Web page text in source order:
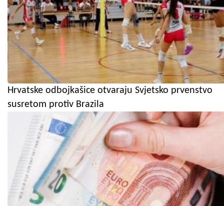
Hrvatske odbojkašice otvaraju Svjetsko prvenstvo
susretom protiv Brazila